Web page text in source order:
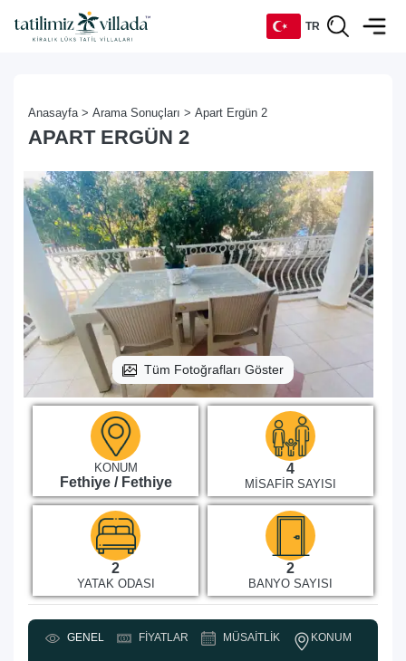
TR
RU
Anasayfa > Arama Sonuçları > Apart Ergün 2
APART ERGÜN 2
Tüm Fotoğrafları Göster
KONUM
Fethiye / Fethiye
4
MISAFIR SAYISI
2
YATAK ODASI
2
BANYO SAYISI
GENEL FIYATLAR MÜSAITLIK KONUM